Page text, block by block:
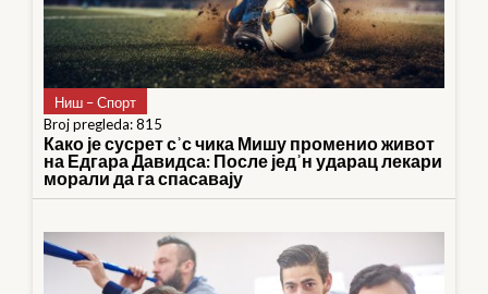
Ниш – Спорт
Broj pregleda: 815
Како је сусрет сʾс чика Мишу променио живот
на Едгара Давидса: После једʾн ударац лекари
морали да га спасавају